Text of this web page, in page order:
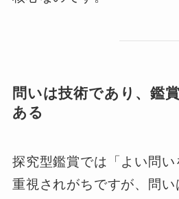
問いは技術であり、鑑
ある
探究型鑑賞では「よい問
重視されがちですが、問い